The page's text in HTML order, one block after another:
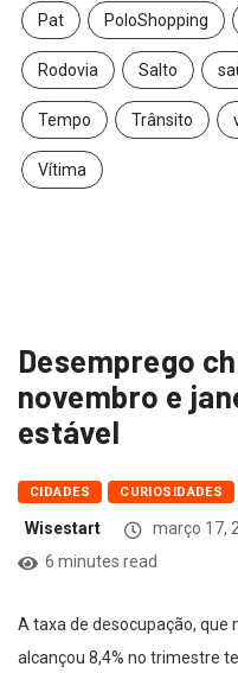
Pat PoloShopping
Rodovia Salto
Tempo Trânsito
Vítima
Desemprego
novembro e
estável
CIDADES CURIOSIDADES
Wisestart março 17,
6 minutes read
A taxa de desocupação, que
alcançou 8,4% no trimestre